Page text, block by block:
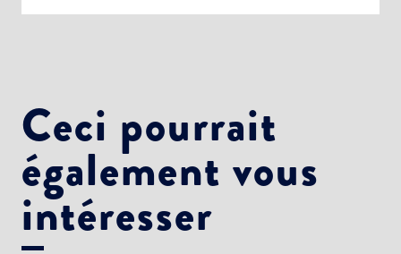
Ceci pourrait
également vous
intéresser
Alertes Mail